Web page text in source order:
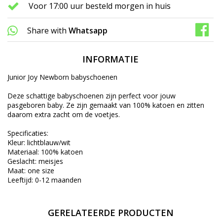
Voor 17:00 uur besteld morgen in huis
Share with Whatsapp
INFORMATIE
Junior Joy Newborn babyschoenen
Deze schattige babyschoenen zijn perfect voor jouw
pasgeboren baby. Ze zijn gemaakt van 100% katoen en zitten
daarom extra zacht om de voetjes.
Specificaties:
Kleur: lichtblauw/wit
Materiaal: 100% katoen
Geslacht: meisjes
Maat: one size
Leeftijd: 0-12 maanden
GERELATEERDE PRODUCTEN